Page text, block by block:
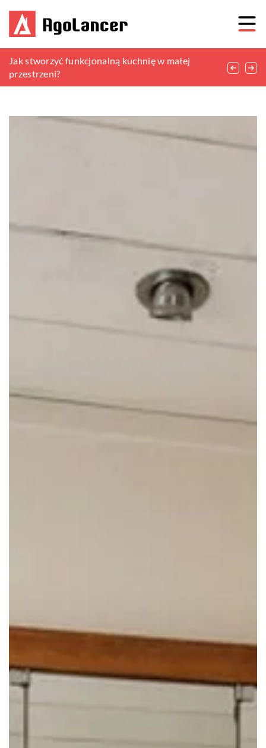
Z czego mogą być wykonane wianki
bożonarodzeniowe?
Jak stworzyć funkcjonalną kuchnię w małej
przestrzeni?
Tworzenie harmonii: Praktyczne wskazówki
dotyczące urządzania sypialni